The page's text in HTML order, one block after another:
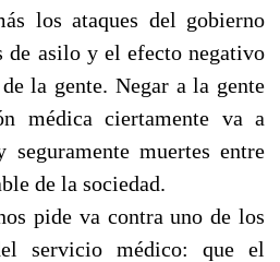
los ataques del gobierno
de asilo y el efecto negativo
la gente. Negar a la gente
médica ciertamente va a
seguramente muertes entre
de la sociedad.
pide va contra uno de los
servicio médico: que el